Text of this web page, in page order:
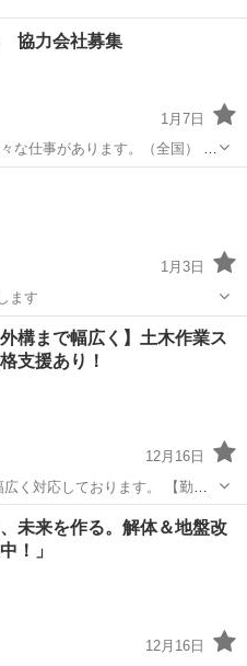
協力会社募集
1月7日
仕事があります。（全国） ・
る方 ・あまり休まない方 ・社
た途中で辞めるは出来ないで
1月3日
ます
構まで幅広く】土木作業ス
支援あり！
12月16日
木工事全般（造成、舗装、外...
未来を作る。解体＆地盤改
！」
12月16日